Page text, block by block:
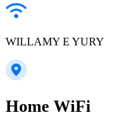
WILLAMY E YURY
Home WiFi